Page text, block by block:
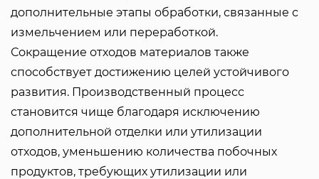
дополнительные этапы обработки, связанные с
измельчением или переработкой.
Сокращение отходов материалов также
способствует достижению целей устойчивого
развития. Производственный процесс
становится чище благодаря исключению
дополнительной отделки или утилизации
отходов, уменьшению количества побочных
продуктов, требующих утилизации или